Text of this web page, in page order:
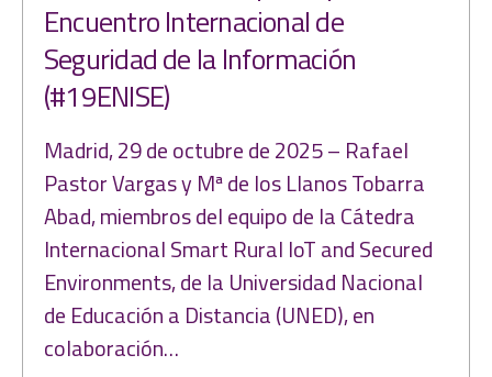
Encuentro Internacional de
Seguridad de la Información
(#19ENISE)
Madrid, 29 de octubre de 2025 – Rafael
Pastor Vargas y Mª de los Llanos Tobarra
Abad, miembros del equipo de la Cátedra
Internacional Smart Rural IoT and Secured
Environments, de la Universidad Nacional
de Educación a Distancia (UNED), en
colaboración…